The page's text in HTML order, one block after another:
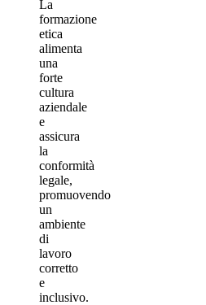
La
formazione
etica
alimenta
una
forte
cultura
aziendale
e
assicura
la
conformità
legale,
promuovendo
un
ambiente
di
lavoro
corretto
e
inclusivo.